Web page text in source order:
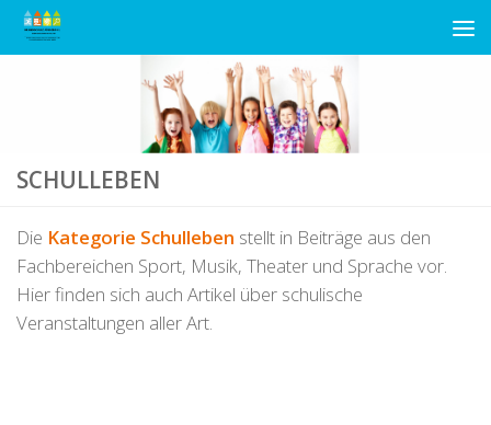
Unter dem Inhalt
SCHULLEBEN
Die Kategorie Schulleben stellt in Beiträge aus den
Fachbereichen Sport, Musik, Theater und Sprache vor.
Hier finden sich auch Artikel über schulische
Veranstaltungen aller Art.